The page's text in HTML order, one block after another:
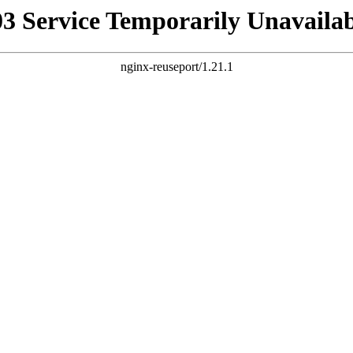
Service Temporarily
nginx-reuseport/1.21.1